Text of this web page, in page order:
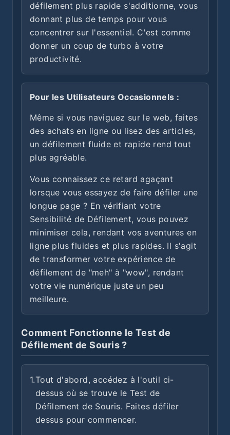
défilement plus rapide s'additionne, vous
donnant plus de temps pour vous
concentrer sur l'essentiel. C'est comme
donner un coup de turbo à votre
productivité.
Pour les Utilisateurs Occasionnels :
Même si vous naviguez sur le web, faites
des achats en ligne ou lisez des articles,
un défilement fluide et rapide rend tout
plus agréable.
Vous connaissez ce retard agaçant
lorsque vous essayez de faire défiler une
longue page ? En vérifiant votre
Sensibilité de Défilement, vous pouvez
minimiser cela, rendant vos aventures en
ligne plus fluides et plus rapides. Il s'agit
de transformer votre expérience de
défilement de "meh" à "wow", rendant
votre vie numérique juste un peu
meilleure.
Comment Fonctionne le Test de
Défilement de Souris ?
1.Tout d'abord, accédez à l'outil ci-
dessus où se trouve le Test de
Défilement de Souris. Faites défiler
dessus pour commencer.